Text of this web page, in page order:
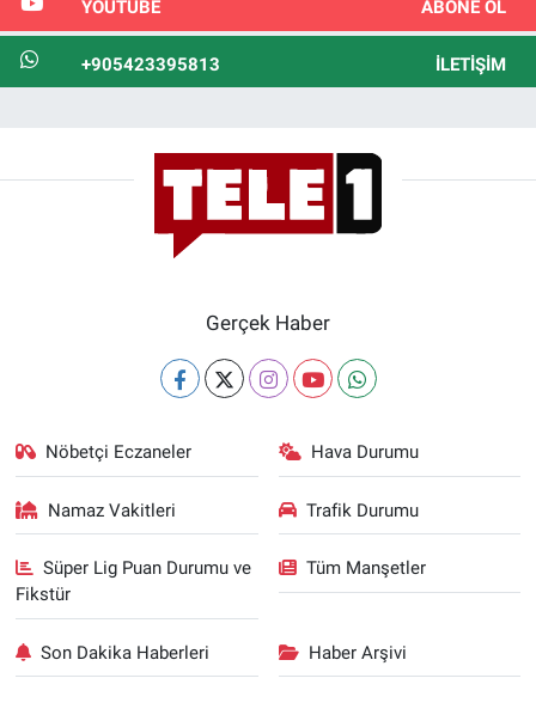
YOUTUBE ABONE OL
+905423395813 İLETIŞIM
Gerçek Haber
Nöbetçi Eczaneler Hava Durumu
Namaz Vakitleri Trafik Durumu
Süper Lig Puan Durumu ve
Fikstür
Tüm Manşetler
Son Dakika Haberleri Haber Arşivi